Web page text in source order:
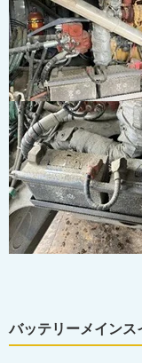
バッテリーメインス